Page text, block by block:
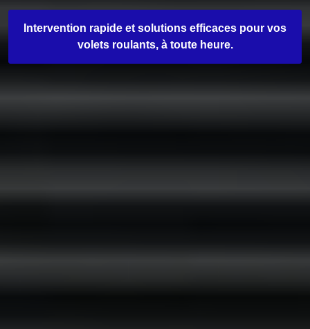
Intervention rapide et solutions efficaces pour vos
volets roulants, à toute heure.